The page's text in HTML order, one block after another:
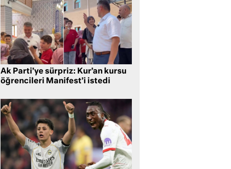
Ak Parti’ye sürpriz: Kur’an kursu
öğrencileri Manifest’i istedi